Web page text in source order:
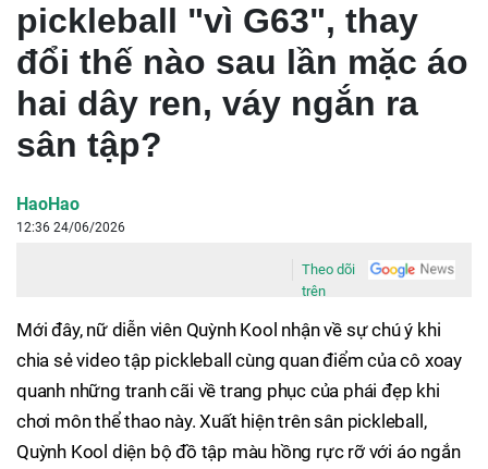
pickleball "vì G63", thay
đổi thế nào sau lần mặc áo
hai dây ren, váy ngắn ra
sân tập?
HaoHao
12:36 24/06/2026
Theo dõi
trên
Mới đây, nữ diễn viên Quỳnh Kool nhận về sự chú ý khi
chia sẻ video tập pickleball cùng quan điểm của cô xoay
quanh những tranh cãi về trang phục của phái đẹp khi
chơi môn thể thao này. Xuất hiện trên sân pickleball,
Quỳnh Kool diện bộ đồ tập màu hồng rực rỡ với áo ngắn